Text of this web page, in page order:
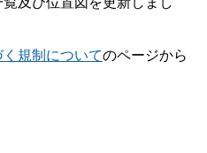
規制についてのページから